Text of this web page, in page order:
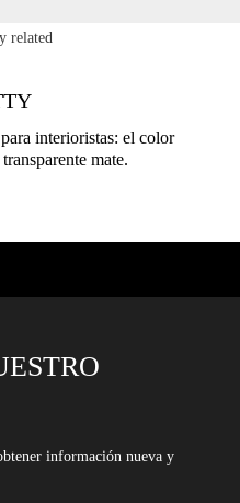
interioristas: el color
mate.
información nueva y